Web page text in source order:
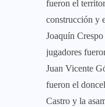
fueron el
construcción y
Joaquín
jugadores
Juan Vicente
fueron el
Castro y la